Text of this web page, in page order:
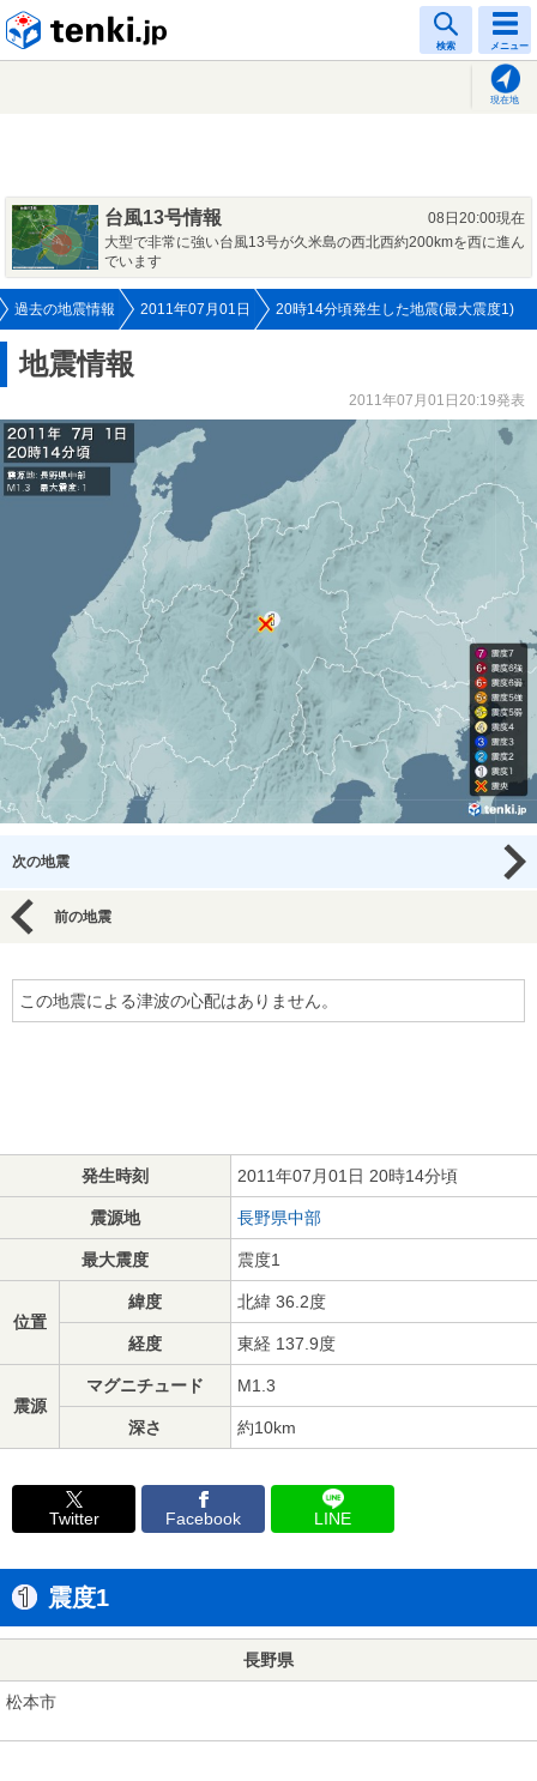
検索 メニュー
現在地
台風13号情報
08日20:00現在
大型で非常に強い台風13号が久米島の西北西約200kmを西に進ん
でいます
過去の地震情報 2011年07月01日 20時14分頃発生した地震(最大震度1)
地震情報
2011年07月01日20:19発表
次の地震
前の地震
この地震による津波の心配はありません。
発生時刻 2011年07月01日 20時14分頃
震源地 長野県中部
最大震度 震度1
位置
緯度 北緯 36.2度
経度 東経 137.9度
震源
マグニチュード M1.3
深さ 約10km
Twitter Facebook LINE
震度1
長野県
松本市